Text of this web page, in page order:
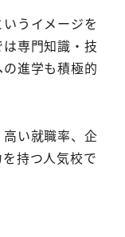
うイメージを
専門知識・技
進学も積極的
い就職率、企
持つ人気校で